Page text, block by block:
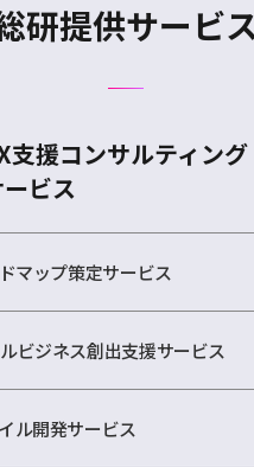
研提供サービ
支援コンサルティング
ビス
マップ策定サービス
ビジネス創出支援サービス
ル開発サービス